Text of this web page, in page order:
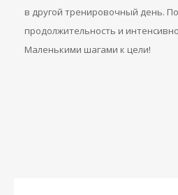
в другой тренировочный день.
продолжительность и
Маленькими шагами к цели!